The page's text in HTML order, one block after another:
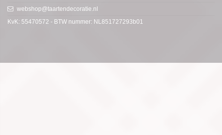
webshop@taartendecoratie.nl
KvK: 55470572 - BTW nummer: NL851727293b01